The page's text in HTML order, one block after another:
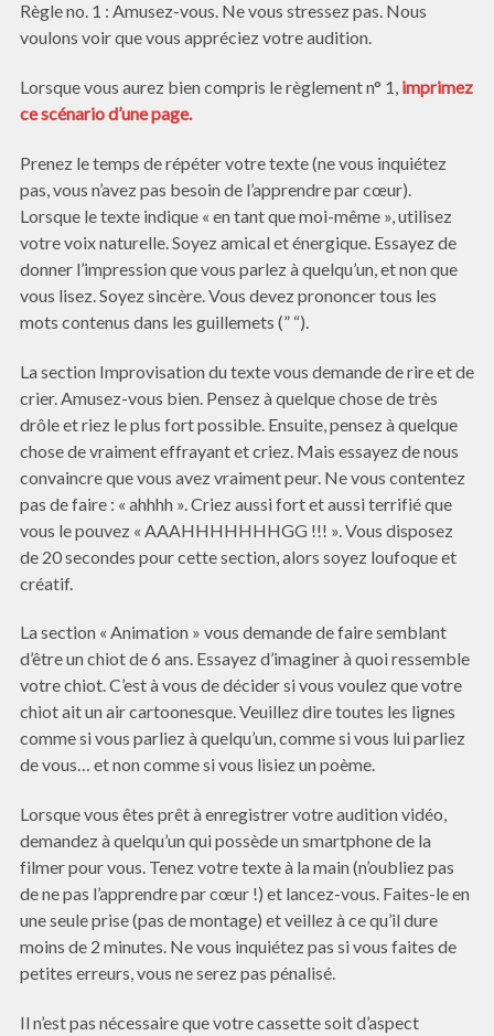
Règle no. 1 : Amusez-vous. Ne vous stressez pas. Nous
voulons voir que vous appréciez votre audition.
Lorsque vous aurez bien compris le règlement n° 1, imprimez
ce scénario d’une page.
Prenez le temps de répéter votre texte (ne vous inquiétez
pas, vous n’avez pas besoin de l’apprendre par cœur).
Lorsque le texte indique « en tant que moi-même », utilisez
votre voix naturelle. Soyez amical et énergique. Essayez de
donner l’impression que vous parlez à quelqu’un, et non que
vous lisez. Soyez sincère. Vous devez prononcer tous les
mots contenus dans les guillemets (” “).
La section Improvisation du texte vous demande de rire et de
crier. Amusez-vous bien. Pensez à quelque chose de très
drôle et riez le plus fort possible. Ensuite, pensez à quelque
chose de vraiment effrayant et criez. Mais essayez de nous
convaincre que vous avez vraiment peur. Ne vous contentez
pas de faire : « ahhhh ». Criez aussi fort et aussi terrifié que
vous le pouvez « AAAHHHHHHHGG !!! ». Vous disposez
de 20 secondes pour cette section, alors soyez loufoque et
créatif.
La section « Animation » vous demande de faire semblant
d’être un chiot de 6 ans. Essayez d’imaginer à quoi ressemble
votre chiot. C’est à vous de décider si vous voulez que votre
chiot ait un air cartoonesque. Veuillez dire toutes les lignes
comme si vous parliez à quelqu’un, comme si vous lui parliez
de vous… et non comme si vous lisiez un poème.
Lorsque vous êtes prêt à enregistrer votre audition vidéo,
demandez à quelqu’un qui possède un smartphone de la
filmer pour vous. Tenez votre texte à la main (n’oubliez pas
de ne pas l’apprendre par cœur !) et lancez-vous. Faites-le en
une seule prise (pas de montage) et veillez à ce qu’il dure
moins de 2 minutes. Ne vous inquiétez pas si vous faites de
petites erreurs, vous ne serez pas pénalisé.
Il n’est pas nécessaire que votre cassette soit d’aspect